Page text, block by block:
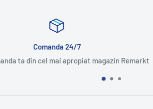
Bucura-te de aceeasi